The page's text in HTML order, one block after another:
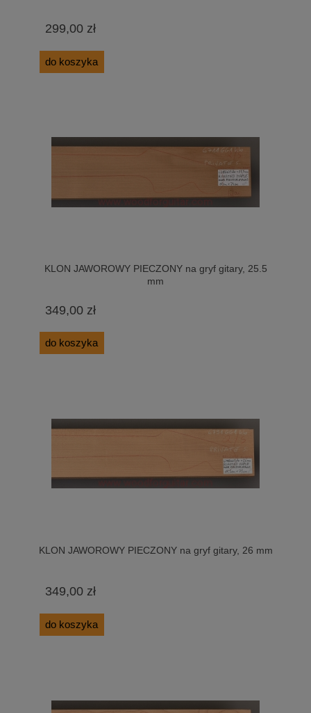
299,00 zł
do koszyka
KLON JAWOROWY PIECZONY na gryf gitary, 25.5
mm
349,00 zł
do koszyka
KLON JAWOROWY PIECZONY na gryf gitary, 26 mm
349,00 zł
do koszyka